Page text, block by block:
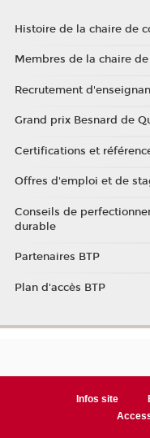
Histoire de la chaire de
Membres de la chaire
Recrutement
Grand prix Besnard de
Certifications et
Offres d'emploi et de
Conseils de
durable
Partenaires BTP
Plan d'accès BTP
Infos site